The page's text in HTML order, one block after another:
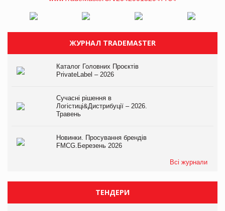
ЖУРНАЛ TRADEMASTER
Каталог Головних Проєктів
PrivateLabel – 2026
Сучасні рішення в
Логістиці&Дистрибуції – 2026.
Травень
Новинки. Просування брендів
FMCG.Березень 2026
Всі журнали
ТЕНДЕРИ